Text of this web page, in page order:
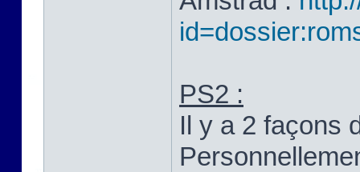
PS2 :
Il y a 2 façons